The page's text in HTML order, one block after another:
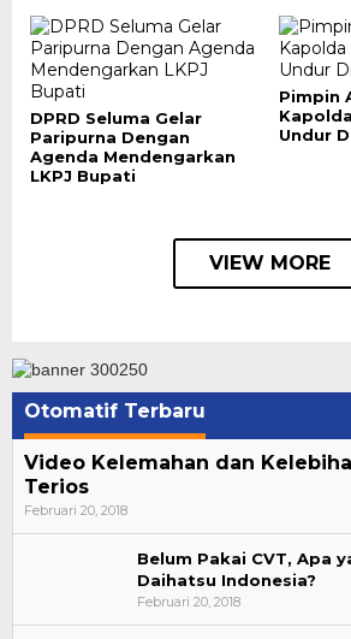
DPRD Seluma Gelar
Paripurna Dengan
Agenda Mendengarkan
LKPJ Bupati
Pimpin
Undur
VIEW MORE
Otomatif Terbaru
Video Kelemahan dan
Terios
Februari 20, 2018
Belum Pakai CVT, Apa
Daihatsu Indonesia?
Februari 20, 2018